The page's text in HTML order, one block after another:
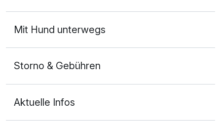
Mit Hund unterwegs
Storno & Gebühren
Aktuelle Infos